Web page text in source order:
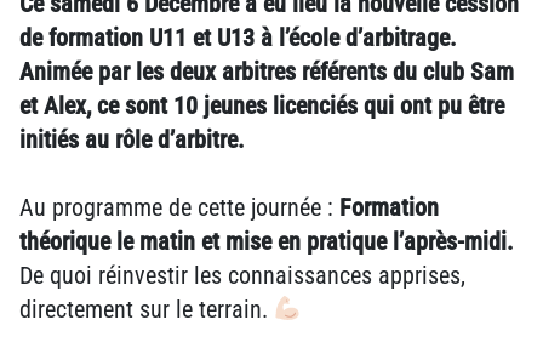
de formation U11 et U13 à l’école d’arbitrage.
Animée par les deux arbitres référents du club Sam
et Alex, ce sont 10 jeunes licenciés qui ont pu être
initiés au rôle d’arbitre.
Au programme de cette journée : Formation
théorique le matin et mise en pratique l’après-midi.
De quoi réinvestir les connaissances apprises,
directement sur le terrain.